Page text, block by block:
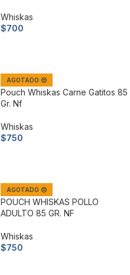
Whiskas
$700
AGOTADO 😔
Pouch Whiskas Carne Gatitos 85
Gr. Nf
Whiskas
$750
AGOTADO 😔
POUCH WHISKAS POLLO
ADULTO 85 GR. NF
Whiskas
$750